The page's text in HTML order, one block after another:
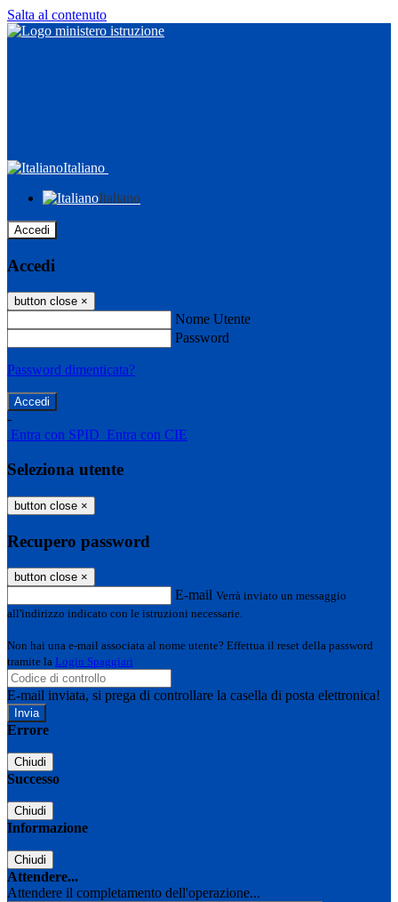
Salta al contenuto
Italiano
Italiano
Accedi
Accedi
button close ×
Nome Utente
Password
Password dimenticata?
-
Entra con SPID Entra con CIE
Seleziona utente
button close ×
Recupero password
button close ×
E-mail Verrà inviato un messaggio
all'indirizzo indicato con le istruzioni necessarie.
Non hai una e-mail associata al nome utente? Effettua il reset della password
tramite la Login Spaggiari
E-mail inviata, si prega di controllare la casella di posta elettronica!
Errore
Chiudi
Successo
Chiudi
Informazione
Chiudi
Attendere...
Attendere il completamento dell'operazione...